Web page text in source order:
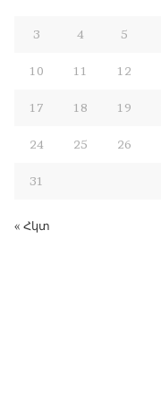
3 4 5
10 11 12
17 18 19
24 25 26
31
« Հկտ